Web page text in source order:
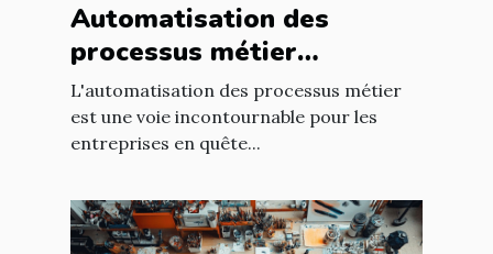
Automatisation des
processus métier
comment transformer
votre entreprise
L'automatisation des processus métier
est une voie incontournable pour les
entreprises en quête...